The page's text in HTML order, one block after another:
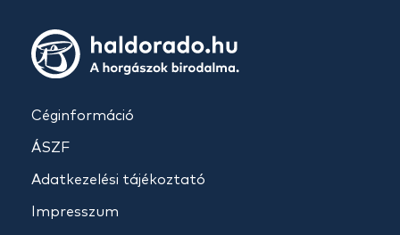
Céginformáció
ÁSZF
Adatkezelési tájékoztató
Impresszum